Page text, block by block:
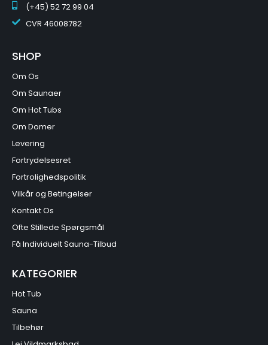
(+45) 52 72 99 04
CVR 46008782
SHOP
Om Os
Om Saunaer
Om Hot Tubs
Om Domer
Levering
Fortrydelsesret
Fortrolighedspolitik
Vilkår og Betingelser
Kontakt Os
Ofte Stillede Spørgsmål
Få Individuelt Sauna-Tilbud
KATEGORIER
Hot Tub
Sauna
Tilbehør